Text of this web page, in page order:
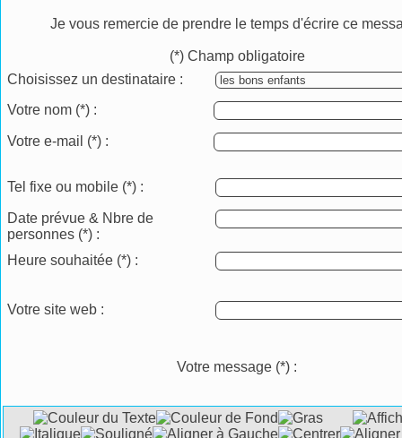
Je vous remercie de prendre le temps d'écrire ce
(*) Champ obligatoire
Choisissez un destinataire :
Votre nom (*) :
Votre e-mail (*) :
Tel fixe ou mobile (*) :
Date prévue & Nbre de
personnes (*) :
Heure souhaitée (*) :
Votre site web :
Votre message (*) :